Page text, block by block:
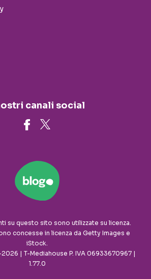
canali social
su questo sito sono utilizzate su licenza.
concesse in licenza da Getty Images e
iStock.
| T-Mediahouse P. IVA 06933670967 |
1.77.0